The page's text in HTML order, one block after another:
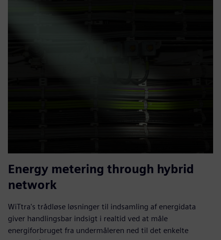
Energy metering through hybrid
network
WiTtra's trådløse løsninger til indsamling af energidata
giver handlingsbar indsigt i realtid ved at måle
energiforbruget fra undermåleren ned til det enkelte